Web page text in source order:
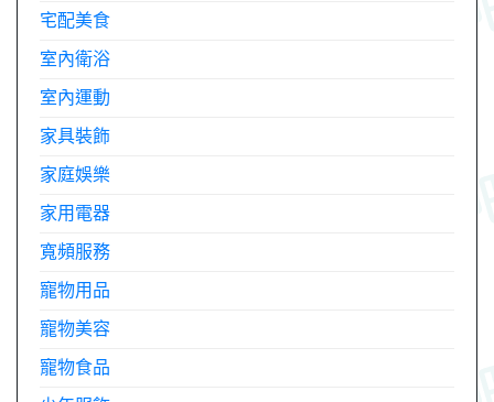
宅配美食
室內衛浴
室內運動
家具裝飾
家庭娛樂
家用電器
寬頻服務
寵物用品
寵物美容
寵物食品